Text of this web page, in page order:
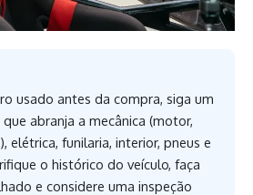
usado antes da compra, siga um
abranja a mecânica (motor,
elétrica, funilaria, interior, pneus e
o histórico do veículo, faça
e considere uma inspeção